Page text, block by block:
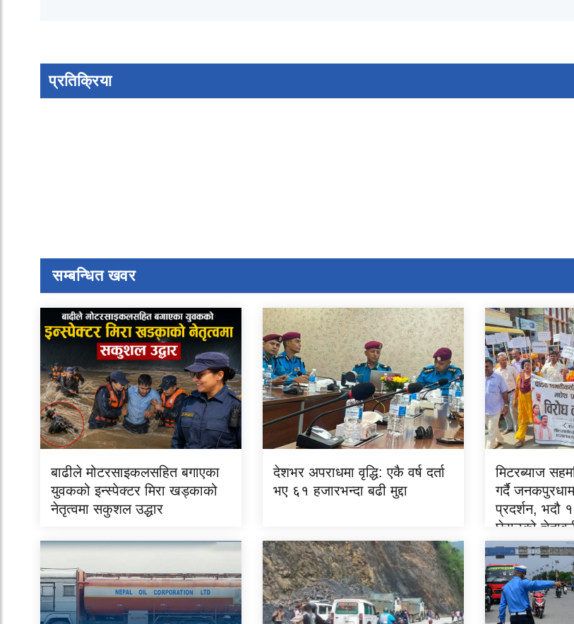
प्रतिक्रिया
सम्बन्धित खवर
बाढीले मोटरसाइकलसहित बगाएका
युवकको इन्स्पेक्टर मिरा खड्काको
नेतृत्वमा सकुशल उद्धार
देशभर अपराधमा वृद्धि: एकै वर्ष दर्ता
भए ६१ हजारभन्दा बढी मुद्दा
मिटरब्याज
गर्दै
प्रदर्शन, भदौ
घेराउको